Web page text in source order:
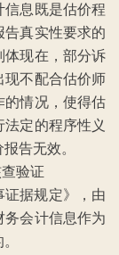
信息既是估价程
告真实性要求的
体现在，部分诉
现不配合估价师
的情况，使得估
定的程序性义
告无效。
验证
证据规定》，由
务会计信息作为